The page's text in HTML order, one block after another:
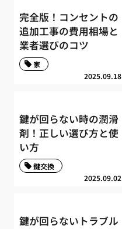
完全版！コンセントの
追加工事の費用相場と
業者選びのコツ
2025.09.18
家
鍵が回らない時の潤滑
剤！正しい選び方と使
い方
2025.09.02
鍵交換
鍵が回らないトラブル